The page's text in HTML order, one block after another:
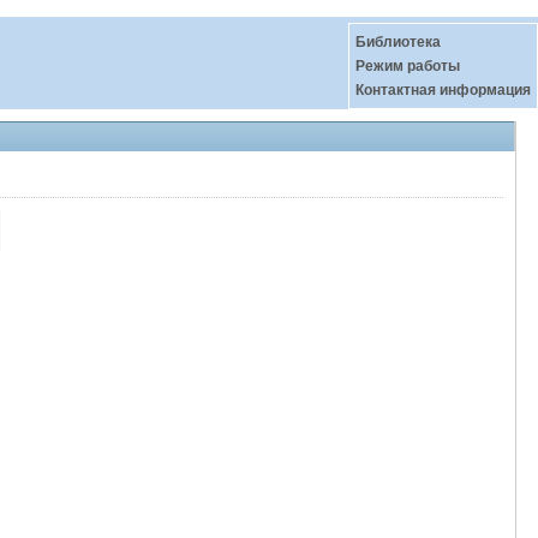
Библиотека
Режим работы
Контактная информация